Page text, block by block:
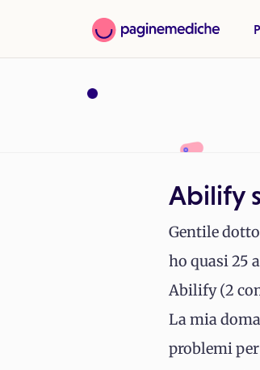
Abilify
Gentile
ho quasi 25
Abilify (2
La mia
problemi